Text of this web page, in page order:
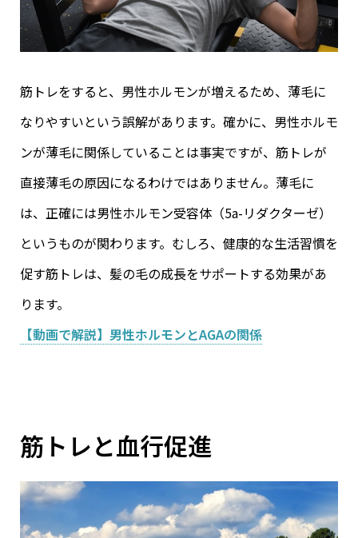
筋トレをすると、男性ホルモンが増えるため、薄毛に
なりやすいという誤解があります。確かに、男性ホルモ
ンが薄毛に関係していることは事実ですが、筋トレが
直接薄毛の原因になるわけではありません。薄毛に
は、正確には男性ホルモン受容体（5a-リダクターゼ）
というものが関わります。むしろ、健康的な生活習慣を
促す筋トレは、髪の毛の成長をサポートする効果があ
ります。
【動画で解説】男性ホルモンとAGAの関係
筋トレと血行促進